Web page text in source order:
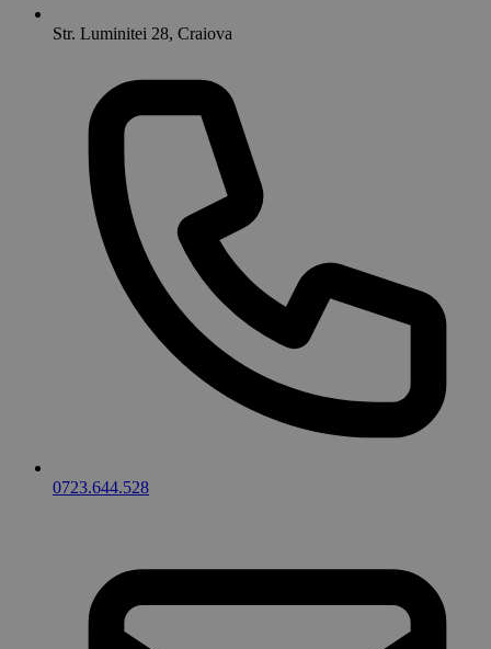
Str. Luminitei 28, Craiova
0723.644.528